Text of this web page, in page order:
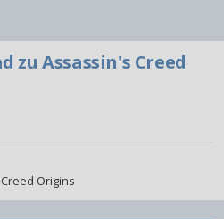
zu Assassin's Creed
Origins